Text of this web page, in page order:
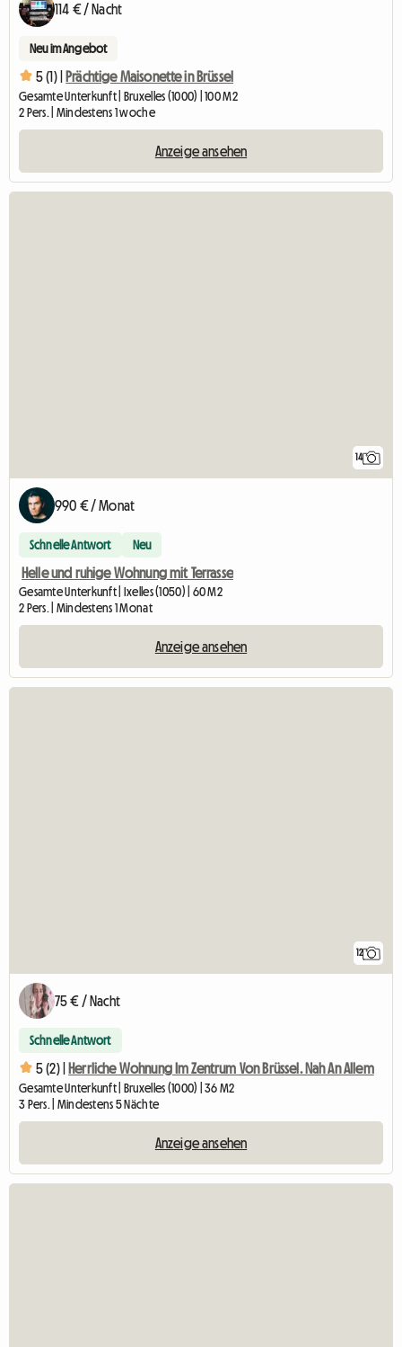
114 € / Nacht
Neu im Angebot
5 (1) | Prächtige Maisonette in Brüssel
Gesamte Unterkunft | Bruxelles (1000) | 100 M2
2 Pers. | Mindestens 1 woche
Anzeige ansehen
14
990 € / Monat
Schnelle Antwort Neu
Helle und ruhige Wohnung mit Terrasse
Gesamte Unterkunft | Ixelles (1050) | 60 M2
2 Pers. | Mindestens 1 Monat
Anzeige ansehen
12
75 € / Nacht
Schnelle Antwort
5 (2) | Herrliche Wohnung Im Zentrum Von Brüssel. Nah An Allem
Gesamte Unterkunft | Bruxelles (1000) | 36 M2
3 Pers. | Mindestens 5 Nächte
Anzeige ansehen